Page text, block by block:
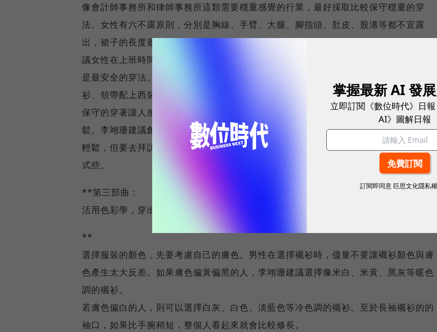
像會計師事務所和律師事務所這類需要穩重感覺的行業，最好採取比較保守穩重的穿
法。女性有六不露原則，分別是胸線、手臂、大腿、腳指頭、肚皮、股溝等都不宜露
出，裙子的長度最短最好不要高於膝蓋一個拳頭，其他則依個人特質來表現。但她也建
議女性在上班時間，儘量不要穿出性感豔麗或是太時髦搶眼的感覺，套裝或襯衫配裙子
是最安全的穿法。至於男性的保守型穿法其實相對來說比較容易，只要西裝外套、襯
衫、領帶配上西裝褲就可以。
保守的穿著讓人感覺很拘謹，對於那些從事創意思考工作的人，輕便的穿著才讓人放
鬆。李翊珊建議創意工作者反而不要把自己包得太緊。但要注意的是，不管公司文化多
輕鬆，但要去拜訪客戶或是簡報時，就算對方公司穿得多隨便，最好還是穿得保守、正
式些。
**第三部曲：
活用色彩學，穿出品味
**
選擇服裝的顏色，先要考慮自己的膚色。男性在選擇襯衫時，儘量不要讓襯衫顏色與膚
色產生太大反差。如果膚色偏黃偏黑的人，李翊珊建議選擇像米白、米黃、黑灰等暖色
調的襯衫。
若膚色偏白的人，則可以選擇白灰、白色、淡藍色等冷色調的襯衫。至於長袖襯衫的的
袖口，如果比手腕稍短，整個人看起來就會比較修長。
掌握最新 AI 發
立即訂閱《數位時代》日
AI》圖解日報
訂閱即同意 巨思文化隱私